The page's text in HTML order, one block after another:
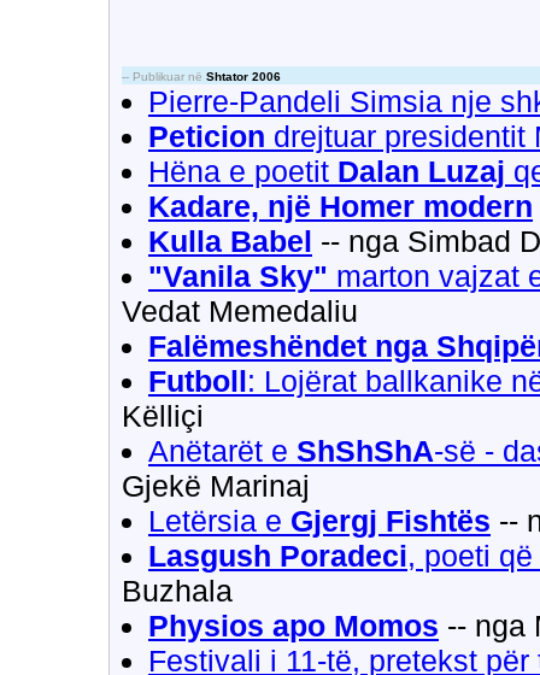
-- Publikuar në Shtator 2006
Pierre-Pandeli Simsia nje
Peticion drejtuar presidentit
Hëna e poetit Dalan Luzaj
Kadare, një Homer modern
Kulla Babel -- nga Simbad
"Vanila Sky" marton vajzat
Vedat Memedaliu
Falëmeshëndet nga
Futboll: Lojërat ballkanike
Këlliçi
Anëtarët e ShShShA-së -
Gjekë Marinaj
Letërsia e Gjergj Fishtës --
Lasgush Poradeci, poeti
Buzhala
Physios apo Momos -- nga
Festivali i 11-të, pretekst